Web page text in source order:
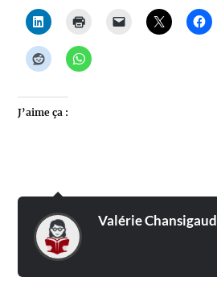
J’aime ça :
Valérie Chansigaud